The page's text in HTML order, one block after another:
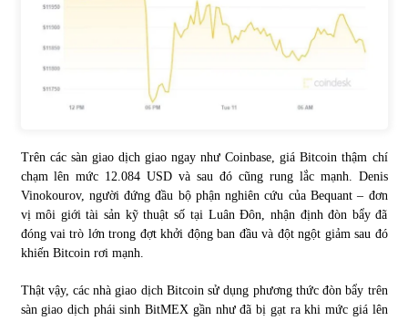
Trên các sàn giao dịch giao ngay như Coinbase, giá Bitcoin thậm chí
chạm lên mức 12.084 USD và sau đó cũng rung lắc mạnh. Denis
Vinokourov, người đứng đầu bộ phận nghiên cứu của Bequant – đơn
vị môi giới tài sản kỹ thuật số tại Luân Đôn, nhận định đòn bẩy đã
đóng vai trò lớn trong đợt khởi động ban đầu và đột ngột giảm sau đó
khiến Bitcoin rơi mạnh.
Thật vậy, các nhà giao dịch Bitcoin sử dụng phương thức đòn bẩy trên
sàn giao dịch phái sinh BitMEX gần như đã bị gạt ra khi mức giá lên